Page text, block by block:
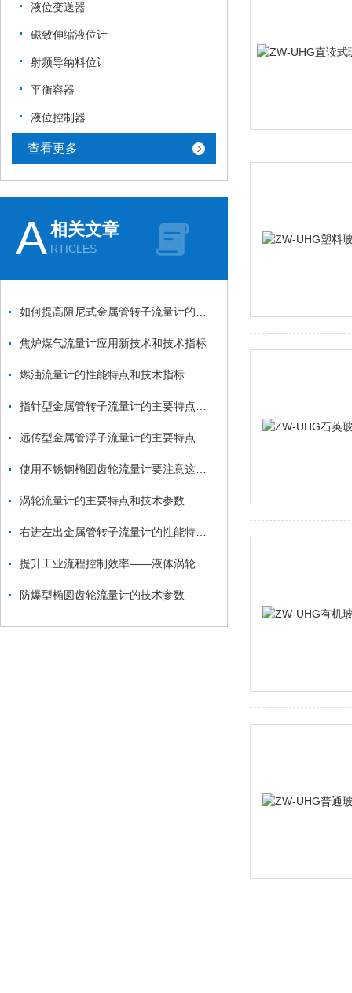
液位变送器
磁致伸缩液位计
射频导纳料位计
平衡容器
液位控制器
查看更多
A相关文章
RTICLES
焦炉煤气流量计应用新技术和技术指标
燃油流量计的性能特点和技术指标
涡轮流量计的主要特点和技术参数
防爆型椭圆齿轮流量计的技术参数